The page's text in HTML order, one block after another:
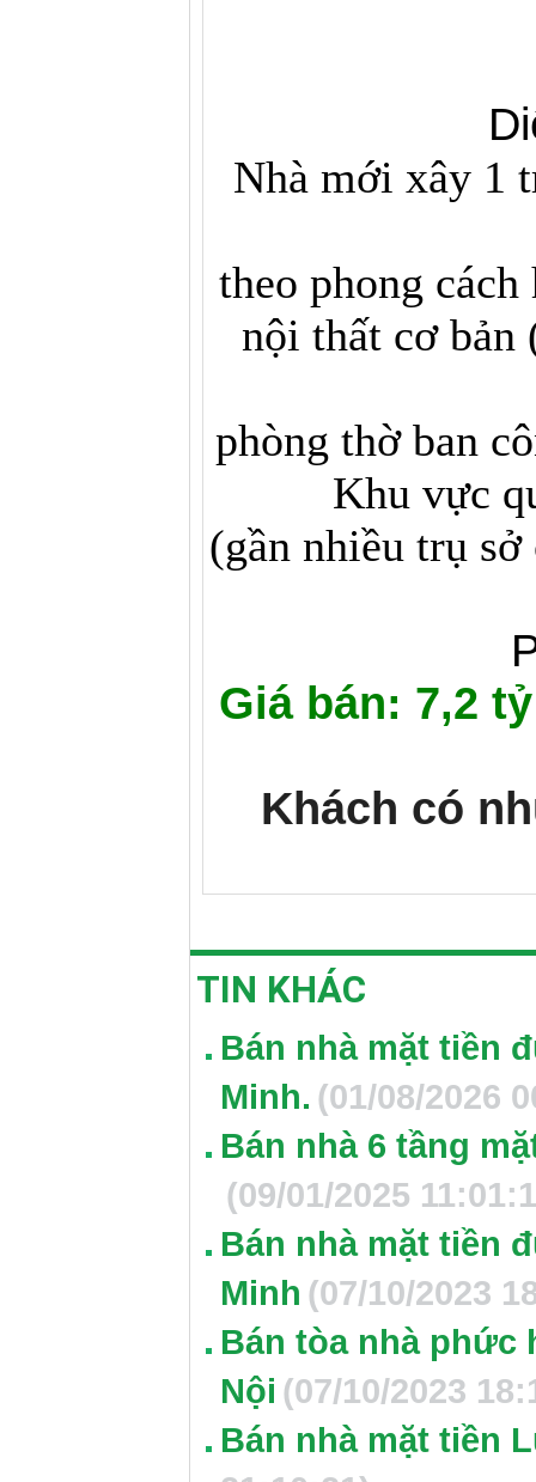
Nhà mới xây 1
theo phong
nội thất cơ bản
phòng thờ ban
Khu vực
(gần nhiều trụ
Giá bán: 7,2
Khách có
TIN KHÁC
Bán nhà mặt tiền
Minh. (01/08/2026
Bán nhà 6 tầng
(09/01/2025
Bán nhà mặt tiền
Minh (07/10/2023
Bán tòa nhà phức
Nội (07/10/2023
Bán nhà mặt tiền